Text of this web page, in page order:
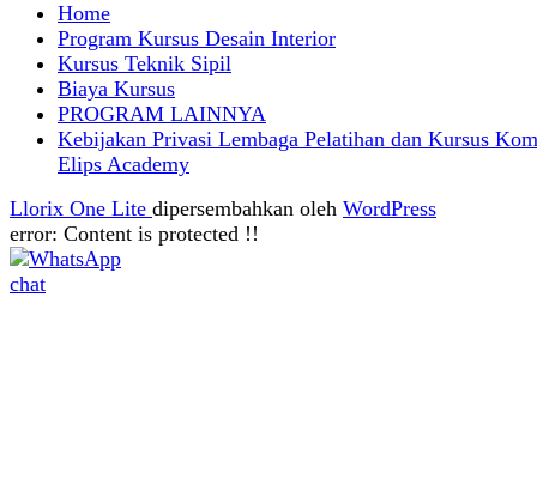
Home
Program Kursus Desain Interior
Kursus Teknik Sipil
Biaya Kursus
PROGRAM LAINNYA
Kebijakan Privasi Lembaga Pelatihan dan Kursus
Elips Academy
Llorix One Lite dipersembahkan oleh WordPress
error: Content is protected !!